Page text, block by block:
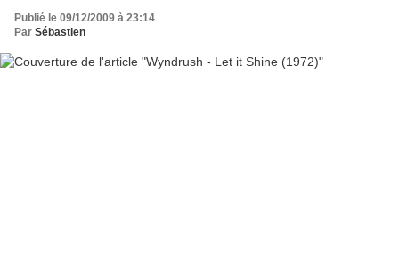
Publié le 09/12/2009 à 23:14
Par Sébastien